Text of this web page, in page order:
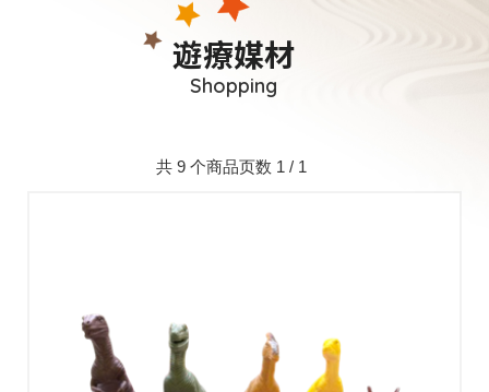
遊療媒材
Shopping
共 9 个商品页数 1 / 1